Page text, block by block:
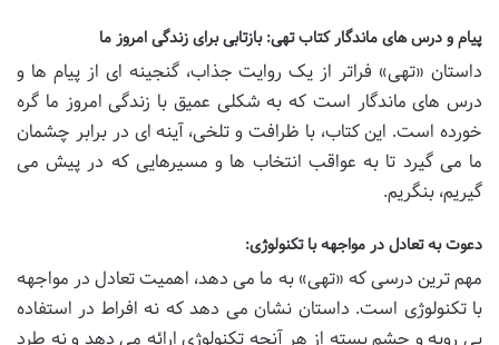
پیام و درس های ماندگار کتاب تهی: بازتابی برای زندگی امروز ما
داستان «تهی» فراتر از یک روایت جذاب، گنجینه ای از پیام ها و
درس های ماندگار است که به شکلی عمیق با زندگی امروز ما گره
خورده است. این کتاب، با ظرافت و تلخی، آینه ای در برابر چشمان
ما می گیرد تا به عواقب انتخاب ها و مسیرهایی که در پیش می
گیریم، بنگریم.
دعوت به تعادل در مواجهه با تکنولوژی:
مهم ترین درسی که «تهی» به ما می دهد، اهمیت تعادل در مواجهه
با تکنولوژی است. داستان نشان می دهد که نه افراط در استفاده
بی رویه و چشم بسته از هر آنچه تکنولوژی ارائه می دهد و نه طرد